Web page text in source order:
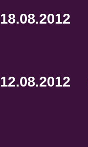
18.08.2012
12.08.2012